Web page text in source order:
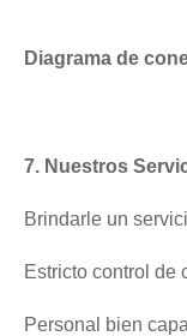
Diagrama de
7. Nuestros
Brindarle un
Estricto control de
Personal bien